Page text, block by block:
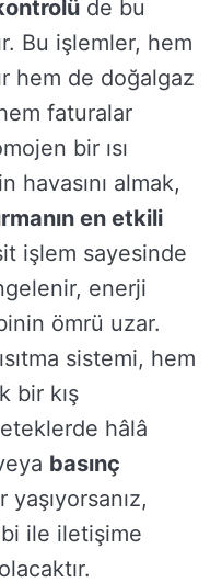
de bu
Bu işlemler, hem
hem de doğalgaz
faturalar
bir ısı
havasını almak,
en etkili
işlem sayesinde
enerji
ömrü uzar.
sistemi, hem
bir kış
hâlâ
basınç
ile iletişime